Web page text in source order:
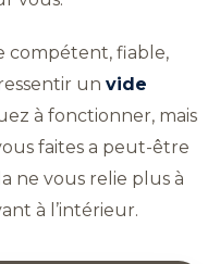
compétent, fiable,
un vide
à fonctionner, mais
faites a peut-être
ne vous relie plus à
à l’intérieur.